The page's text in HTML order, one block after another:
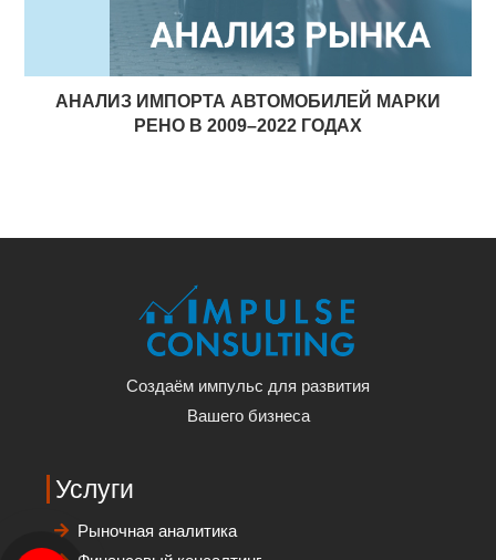
АНАЛИЗ ИМПОРТА АВТОМОБИЛЕЙ МАРКИ
РЕНО В 2009–2022 ГОДАХ
Создаём импульс для развития
Вашего бизнеса
Услуги
Рыночная аналитика